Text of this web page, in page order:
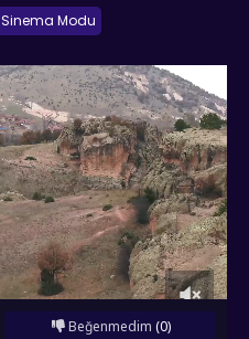
Sinema Modu
Beğenmedim (0)